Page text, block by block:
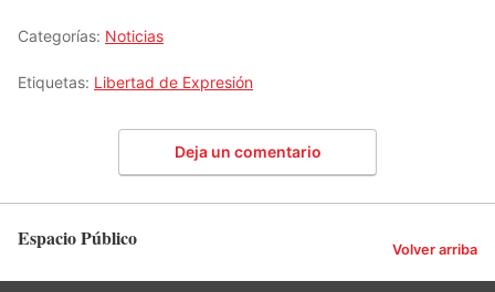
Categorías: Noticias
Etiquetas: Libertad de Expresión
Deja un comentario
Espacio Público Volver arriba